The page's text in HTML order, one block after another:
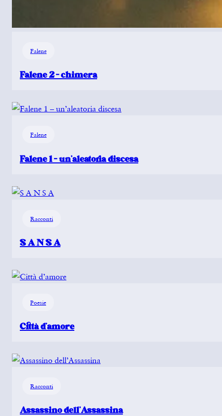
Falene
Falene 2 – chimera
Falene
Falene 1 – un’aleatoria discesa
Racconti
S A N S A
Poesie
Città d’amore
Racconti
Assassino dell’Assassina